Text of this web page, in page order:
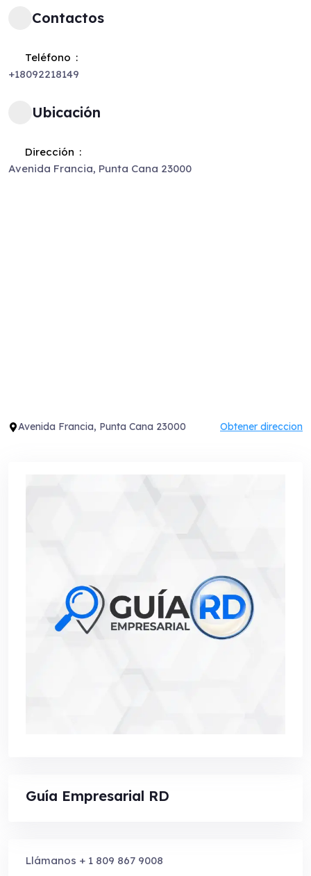
Contactos
Teléfono
+18092218149
Ubicación
Dirección
Avenida Francia, Punta Cana 23000
Avenida Francia, Punta Cana 23000 Obtener direccion
Guía Empresarial RD
Llámanos + 1 809 867 9008